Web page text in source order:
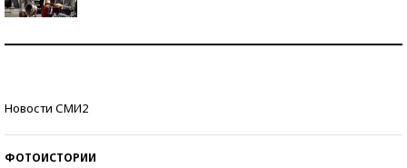
Новости СМИ2
ФОТОИСТОРИИ